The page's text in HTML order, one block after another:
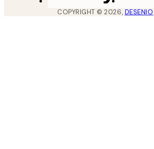
COPYRIGHT ©2026, DESENIO